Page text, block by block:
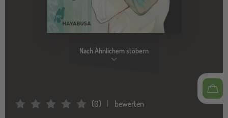
Nach Ähnlichem stöbern
Average Rating: 0 (0) bewerten